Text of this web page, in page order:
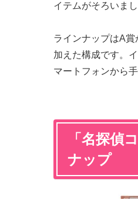
イテムがそろいまし
ラインナップはA
加えた構成です。
マートフォンから
「名探偵
ナップ